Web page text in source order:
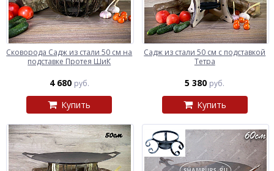
Сковорода Садж из стали 50 см на
подставке Протея ШиК
4 680 руб.
Купить
Садж из стали 50 см с подставкой
Тетра
5 380 руб.
Купить